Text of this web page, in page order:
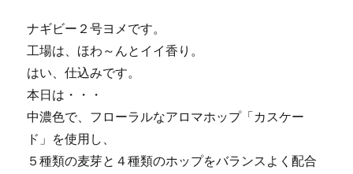
イ
ラ
に
ナギビー２号ヨメです。
工場は、ほわ～んとイイ香り。
はい、仕込みです。
本日は・・・
中濃色で、フローラルなアロマホップ「カスケー
ド」を使用し、
５種類の麦芽と４種類のホップをバランスよく配合